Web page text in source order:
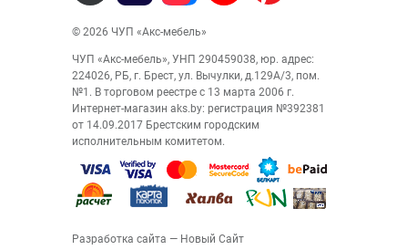
© 2026 ЧУП «Акс-мебель»
ЧУП «Акс-мебель», УНП 290459038, юр. адрес:
224026, РБ, г. Брест, ул. Вычулки, д.129А/3, пом.
№1. В торговом реестре с 13 марта 2006 г.
Интернет-магазин aks.by: регистрация №392381
от 14.09.2017 Брестским городским
исполнительным комитетом.
Разработка сайта — Новый Сайт